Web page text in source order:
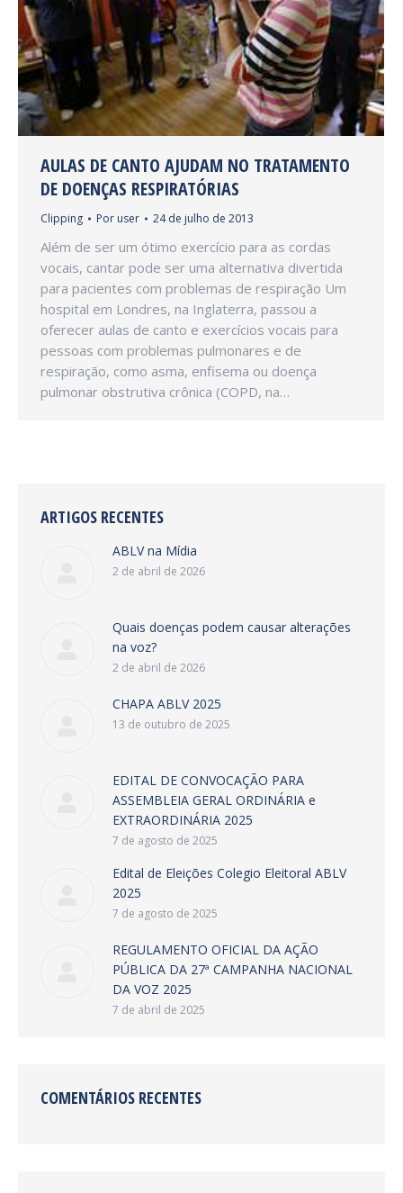
AULAS DE CANTO AJUDAM NO TRATAMENTO
DE DOENÇAS RESPIRATÓRIAS
Clipping Por user 24 de julho de 2013
Além de ser um ótimo exercício para as cordas
vocais, cantar pode ser uma alternativa divertida
para pacientes com problemas de respiração Um
hospital em Londres, na Inglaterra, passou a
oferecer aulas de canto e exercícios vocais para
pessoas com problemas pulmonares e de
respiração, como asma, enfisema ou doença
pulmonar obstrutiva crônica (COPD, na…
ARTIGOS RECENTES
ABLV na Mídia
2 de abril de 2026
Quais doenças podem causar alterações
na voz?
2 de abril de 2026
CHAPA ABLV 2025
13 de outubro de 2025
EDITAL DE CONVOCAÇÃO PARA
ASSEMBLEIA GERAL ORDINÁRIA e
EXTRAORDINÁRIA 2025
7 de agosto de 2025
Edital de Eleições Colegio Eleitoral ABLV
2025
7 de agosto de 2025
REGULAMENTO OFICIAL DA AÇÃO
PÚBLICA DA 27ª CAMPANHA NACIONAL
DA VOZ 2025
7 de abril de 2025
COMENTÁRIOS RECENTES